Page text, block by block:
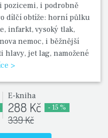
pozicemi, i podrobně
dílčí obtíže: horní půlku
infarkt, vysoký tlak,
nemoc, i běžnější
hlavy, jet lag, namožené
>
E-kniha
288 Kč
339 Kč
- 15 %